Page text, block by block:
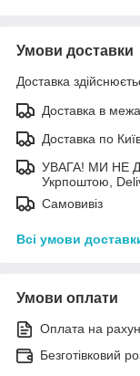
Умови доставки
Доставка
Доставка в
Доставка по
УВАГА! МИ НЕ
Укрпоштою,
Самовивіз
Всі умови
Умови оплати
Оплата на
Безготівковий